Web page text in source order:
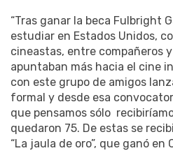
“Tras ganar la beca Fulbright
estudiar en Estados Unidos,
cineastas, entre compañeros
apuntaban más hacia el cine
con este grupo de amigos
formal y desde esa
que pensamos sólo
quedaron 75. De estas se
“La jaula de oro”, que ganó en